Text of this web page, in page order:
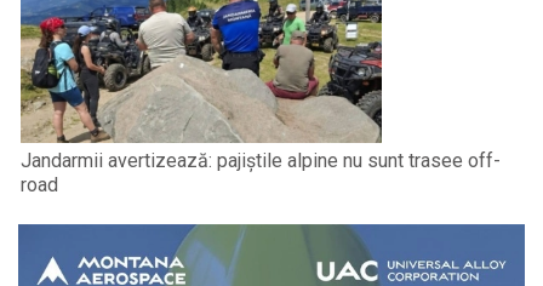
Jandarmii avertizează: pajiștile alpine nu sunt trasee off-
road